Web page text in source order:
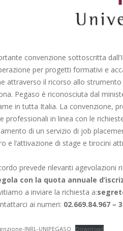
convenzione sottoscritta
per progetti formativi e
attraverso il ricorso allo
Pegaso è riconosciuta dal
in tutta Italia. La convenzione,
professionali in linea con le
di un servizio di job
e l’attivazione di stage e tirocini
prevede rilevanti agevolazioni
con la quota annuale
a inviare la richiesta a:
ai numeri: 02.669.84.967 –
INRL-UNIPEGASO Download